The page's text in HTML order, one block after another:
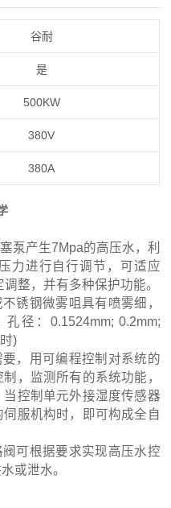
谷耐
是
500KW
380V
380A
泵产生7Mpa的高压水，利
力进行自行调节，可适应
整，并有多种保护功能。
锈钢微雾咀具有喷雾细，
径：0.1524mm; 0.2mm;
)
，用可编程控制对系统的
，监测所有的系统功能，
控制单元外接湿度传感器
服机构时，即可构成全自
可根据要求实现高压水控
或泄水。